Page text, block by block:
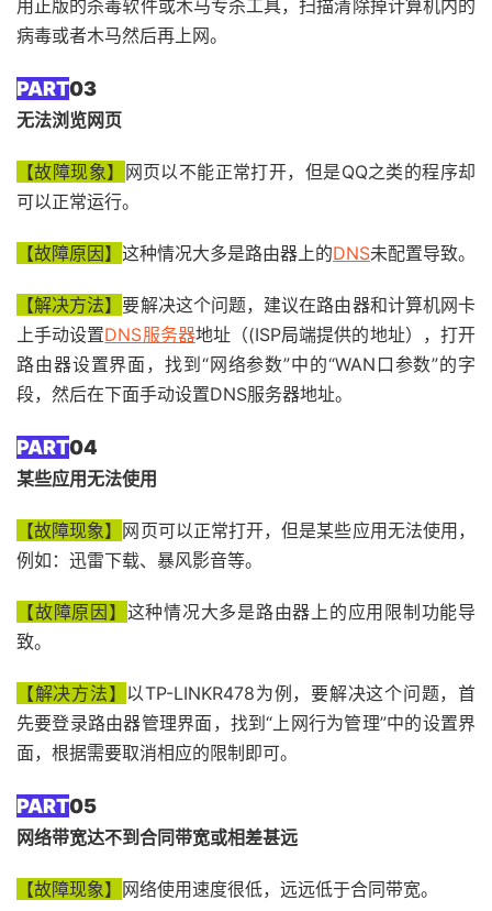
用正版的杀毒软件或木马专杀工具，扫描清除掉计算机内的
病毒或者木马然后再上网。
PART03
无法浏览网页
【故障现象】 网页以不能正常打开，但是QQ之类的程序却
可以正常运行。
【故障原因】 这种情况大多是路由器上的DNS未配置导致。
【解决方法】要解决这个问题，建议在路由器和计算机网卡
上手动设置DNS服务器地址（(ISP局端提供的地址），打开
路由器设置界面，找到“网络参数”中的“WAN口参数”的字
段，然后在下面手动设置DNS服务器地址。
PART04
某些应用无法使用
【故障现象】 网页可以正常打开，但是某些应用无法使用，
例如：迅雷下载、暴风影音等。
【故障原因】 这种情况大多是路由器上的应用限制功能导
致。
【解决方法】 以TP-LINKR478为例，要解决这个问题，首
先要登录路由器管理界面，找到“上网行为管理”中的设置界
面，根据需要取消相应的限制即可。
PART05
网络带宽达不到合同带宽或相差甚远
【故障现象】 网络使用速度很低，远远低于合同带宽。